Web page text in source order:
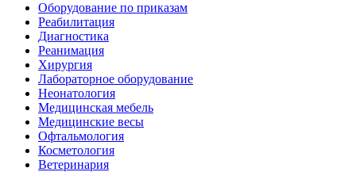
Оборудование по приказам
Реабилитация
Диагностика
Реанимация
Хирургия
Лабораторное оборудование
Неонатология
Медицинская мебель
Медицинские весы
Офтальмология
Косметология
Ветеринария